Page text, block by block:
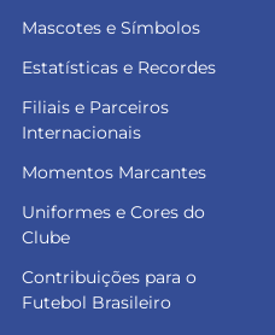
Mascotes e Símbolos
Estatísticas e Recordes
Filiais e Parceiros
Internacionais
Momentos Marcantes
Uniformes e Cores do
Clube
Contribuições para o
Futebol Brasileiro